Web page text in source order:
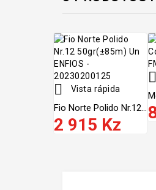
 Vista rápida
Fio Norte Polido Nr.12...
2 915 Kz
